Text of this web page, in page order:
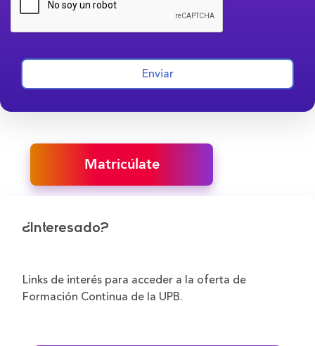
Enviar
Matricúlate
¿Interesado?
Links de interés para acceder a la oferta de
Formación Continua de la UPB.